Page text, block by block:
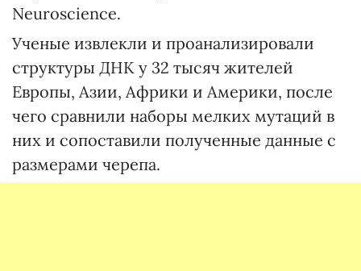
Neuroscience.
Ученые извлекли и проанализировали
структуры ДНК у 32 тысяч жителей
Европы, Азии, Африки и Америки, после
чего сравнили наборы мелких мутаций в
них и сопоставили полученные данные с
размерами черепа.